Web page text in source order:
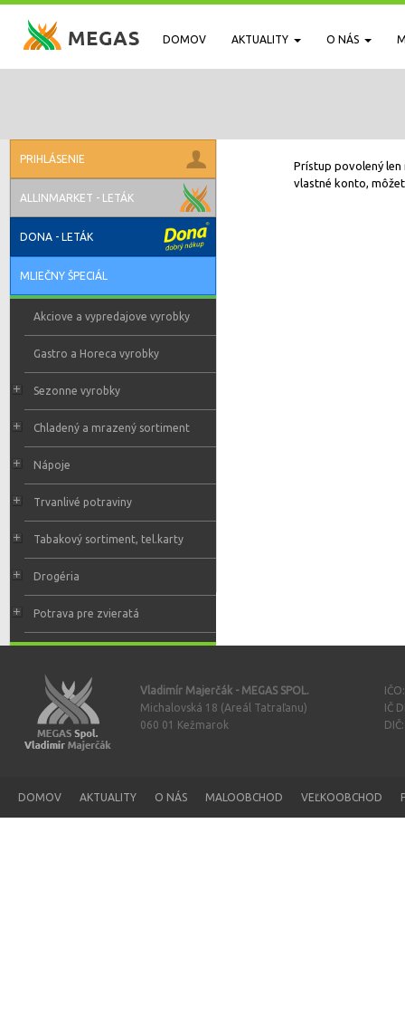
DOMOV AKTUALITY O NÁS
PRIHLÁSENIE
ALLINMARKET - LETÁK
DONA - LETÁK
MLIEČNY ŠPECIÁL
Akciove a vypredajove vyrobky
Gastro a Horeca vyrobky
Sezonne vyrobky
Chladený a mrazený sortiment
Nápoje
Trvanlivé potraviny
Tabakový sortiment, tel.karty
Drogéria
Potrava pre zvieratá
Prístup povolený len
vlastné konto,
Vladimír Majerčák - MEGAS SPOL.
Michalovská 18 (Areál Tatraľanu)
060 01 Kežmarok
IČ
DOMOV AKTUALITY O NÁS MALOOBCHOD VEĽKOOBCHOD